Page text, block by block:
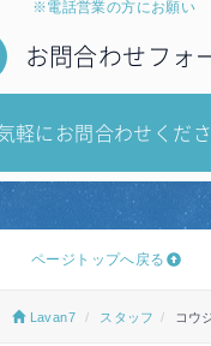
※電話営業の方にお願い
お問合わせフォ
軽にお問合わせくださ
ページトップへ戻る
Lavan7 スタッフ コウ